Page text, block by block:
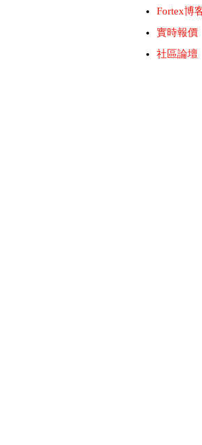
Fortex博
實時報價
社區論壇